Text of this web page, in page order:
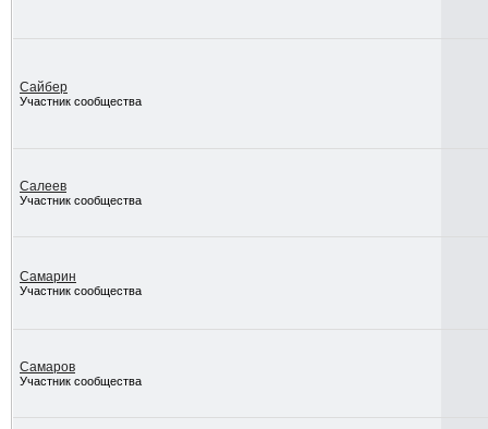
Сайбер
Участник сообщества
Салеев
Участник сообщества
Самарин
Участник сообщества
Самаров
Участник сообщества